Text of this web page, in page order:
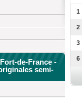
de-France -
semi-
1
2
3
6